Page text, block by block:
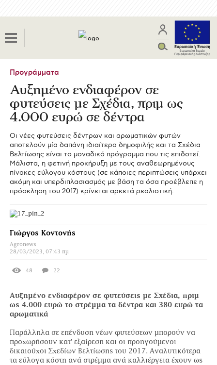
Προγράμματα
Αυξημένο ενδιαφέρον σε
φυτεύσεις με Σχέδια, πριμ ως
4.000 ευρώ σε δέντρα
Οι νέες φυτεύσεις δέντρων και αρωµατικών φυτών
αποτελούν µία δαπάνη ιδιαίτερα δηµοφιλής και τα Σχέδια
Βελτίωσης είναι το µοναδικό πρόγραµµα που τις επιδοτεί.
Μάλιστα, η φετινή προκήρυξη µε τους αναθεωρηµένους
πίνακες εύλογου κόστους (σε κάποιες περιπτώσεις υπάρχει
ακόµη και υπερδιπλασιασµός µε βάση τα όσα προέβλεπε η
πρόσκληση του 2017) κρίνεται αρκετά ρεαλιστική.
Γιώργος Κοντονής
Agronews
28/03/2023, 07:43 πμ
48 22
Αυξημένο ενδιαφέρον σε φυτεύσεις με Σχέδια, πριμ
ως 4.000 ευρώ το στρέμμα τα δέντρα και 380 ευρώ τα
αρωματικά
Παράλληλα σε επένδυση νέων φυτεύσεων µπορούν να
προχωρήσουν κατ’ εξαίρεση και οι προηγούµενοι
δικαιούχοι Σχεδίων Βελτίωσης του 2017. Αναλυτικότερα
τα εύλογα κόστη ανά στρέµµα ανά καλλιέργεια έχουν ως